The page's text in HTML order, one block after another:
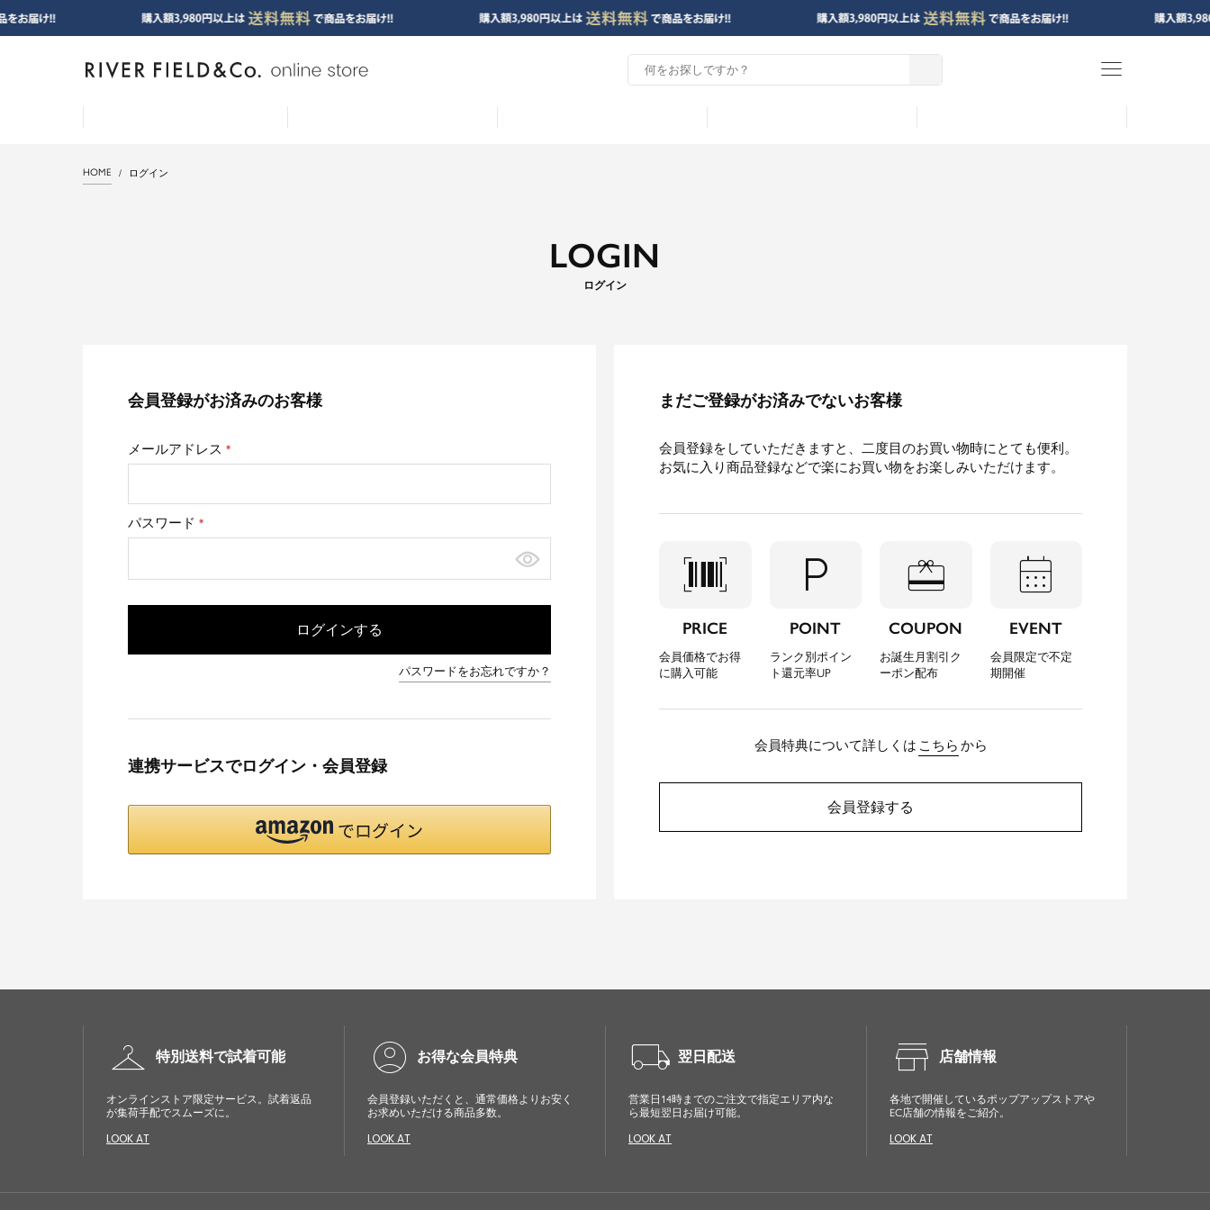
menu
HOME ログイン
LOGIN
ログイン
会員登録がお済みのお客様
メールアドレス
パスワード
ログインする
パスワードをお忘れですか？
連携サービスでログイン・会員登録
まだご登録がお済みでないお客様
会員登録をしていただきますと、二度目のお買い物時にとても便利。
お気に入り商品登録などで楽にお買い物をお楽しみいただけます。
barcode_scanner
PRICE
会員価格でお得
に購入可能
local_parking
POINT
ランク別ポイン
ト還元率UP
redeem
COUPON
お誕生月割引ク
ーポン配布
calendar_month
EVENT
会員限定で不定
期開催
会員特典について詳しくは こちら から
会員登録する
checkroom 特別送料で試着可能
オンラインストア限定サービス。試着返品
が集荷手配でスムーズに。
LOOK AT
account_circle お得な会員特典
会員登録いただくと、通常価格よりお安く
お求めいただける商品多数。
LOOK AT
local_shipping 翌日配送
営業日14時までのご注文で指定エリア内な
ら最短翌日お届け可能。
LOOK AT
store 店舗情報
各地で開催しているポップアップストアや
EC店舗の情報をご紹介。
LOOK AT